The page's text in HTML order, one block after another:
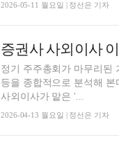
2026-05-11 월요일 | 정선은 기자
정기 주주총회가 마무리된
등을 종합적으로 분석해
사외이사가 맡은 '...
2026-04-13 월요일 | 정선은 기자